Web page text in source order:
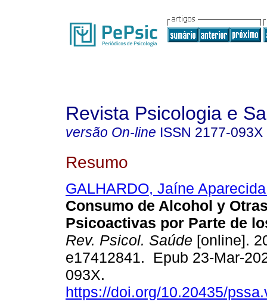
Revista Psicologia e
versão On-line ISSN 2177-093X
Resumo
GALHARDO, Jaíne
Consumo de Alcohol y
Psicoactivas por Parte de
Rev. Psicol. Saúde [online].
e17412841. Epub 23-Mar-
093X.
https://doi.org/10.20435/